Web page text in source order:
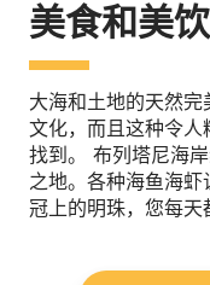
美食和美饮
大海和土地的天然
文化，而且这种令
找到。 布列塔尼海
之地。各种海鱼海
冠上的明珠，您每天